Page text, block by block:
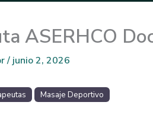
ASERHCO
/ junio 2, 2026
Masaje Deportivo